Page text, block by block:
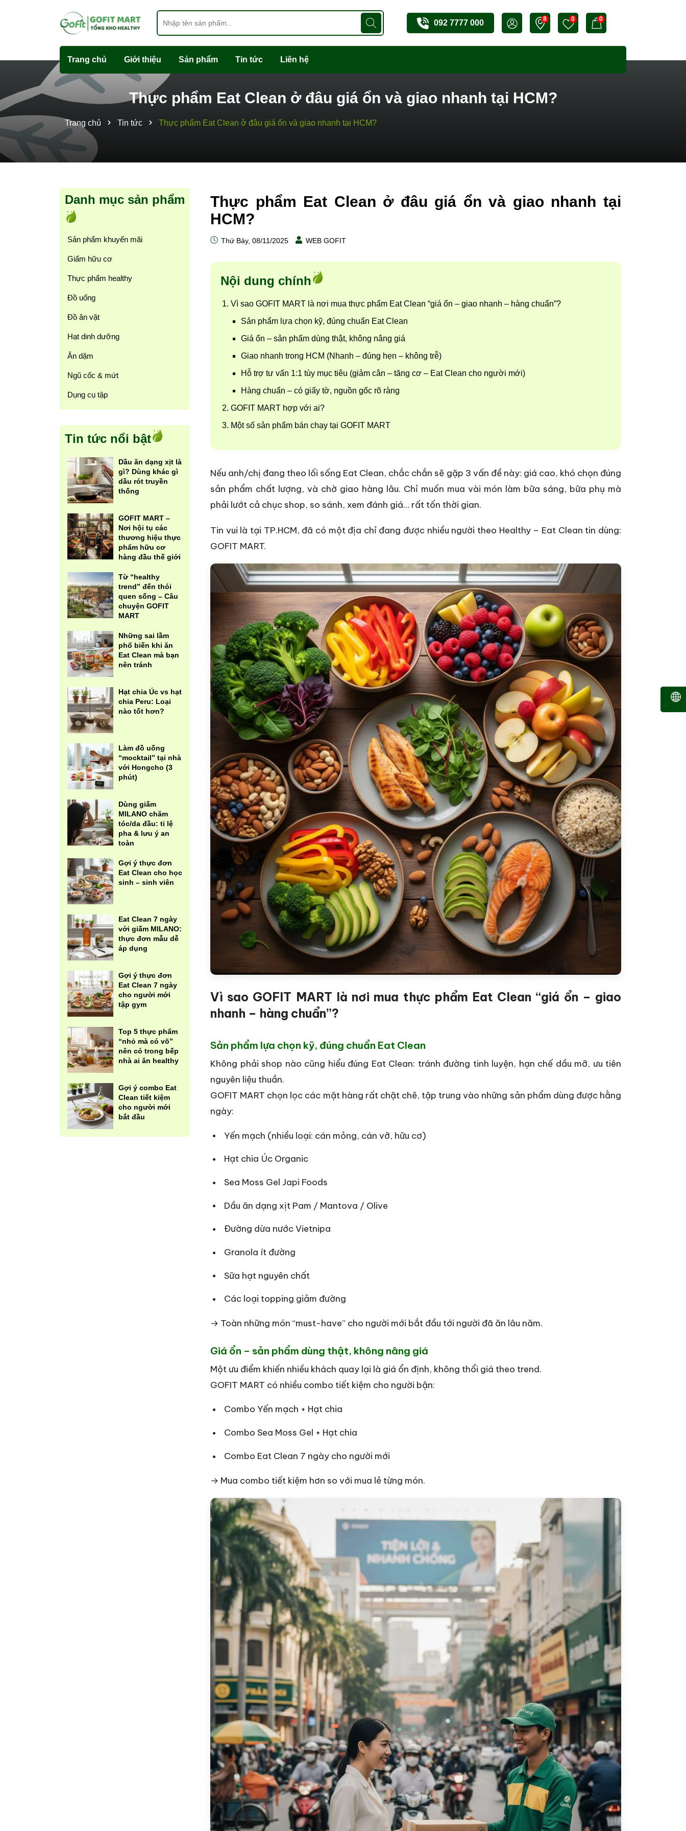
092 7777 000 8 0 0
Trang chủ Giới thiệu Sản phẩm Tin tức Liên hệ
Thực phẩm Eat Clean ở đâu giá ổn và giao nhanh tại HCM?
Trang chủ Tin tức Thực phẩm Eat Clean ở đâu giá ổn và giao nhanh tại HCM?
Thực phẩm Eat Clean ở đâu giá ổn và giao nhanh tại
HCM?
Thứ Bảy, 08/11/2025 WEB GOFIT
Nội dung chính
Vì sao GOFIT MART là nơi mua thực phẩm Eat Clean “giá ổn – giao nhanh – hàng chuẩn”?
Sản phẩm lựa chọn kỹ, đúng chuẩn Eat Clean
Giá ổn – sản phẩm dùng thật, không nâng giá
Giao nhanh trong HCM (Nhanh – đúng hẹn – không trễ)
Hỗ trợ tư vấn 1:1 tùy mục tiêu (giảm cân – tăng cơ – Eat Clean cho người mới)
Hàng chuẩn – có giấy tờ, nguồn gốc rõ ràng
GOFIT MART hợp với ai?
Một số sản phẩm bán chạy tại GOFIT MART
Nếu anh/chị đang theo lối sống Eat Clean, chắc chắn sẽ gặp 3 vấn đề này: giá cao, khó chọn đúng
sản phẩm chất lượng, và chờ giao hàng lâu. Chỉ muốn mua vài món làm bữa sáng, bữa phụ mà
phải lướt cả chục shop, so sánh, xem đánh giá… rất tốn thời gian.
Tin vui là tại TP.HCM, đã có một địa chỉ đang được nhiều người theo Healthy – Eat Clean tin dùng:
GOFIT MART.
Vì sao GOFIT MART là nơi mua thực phẩm Eat Clean “giá ổn – giao
nhanh – hàng chuẩn”?
Sản phẩm lựa chọn kỹ, đúng chuẩn Eat Clean
Không phải shop nào cũng hiểu đúng Eat Clean: tránh đường tinh luyện, hạn chế dầu mỡ, ưu tiên
nguyên liệu thuần.
GOFIT MART chọn lọc các mặt hàng rất chặt chẽ, tập trung vào những sản phẩm dùng được hằng
ngày:
Yến mạch (nhiều loại: cán mỏng, cán vỡ, hữu cơ)
Hạt chia Úc Organic
Sea Moss Gel Japi Foods
Dầu ăn dạng xịt Pam / Mantova / Olive
Đường dừa nước Vietnipa
Granola ít đường
Sữa hạt nguyên chất
Các loại topping giảm đường
→ Toàn những món “must-have” cho người mới bắt đầu tới người đã ăn lâu năm.
Giá ổn – sản phẩm dùng thật, không nâng giá
Một ưu điểm khiến nhiều khách quay lại là giá ổn định, không thổi giá theo trend.
GOFIT MART có nhiều combo tiết kiệm cho người bận:
Combo Yến mạch + Hạt chia
Combo Sea Moss Gel + Hạt chia
Combo Eat Clean 7 ngày cho người mới
→ Mua combo tiết kiệm hơn so với mua lẻ từng món.
Danh mục sản phẩm
Sản phẩm khuyến mãi
Giấm hữu cơ
Thực phẩm healthy
Đồ uống
Đồ ăn vặt
Hạt dinh dưỡng
Ăn dặm
Ngũ cốc & mứt
Dụng cụ tập
Tin tức nổi bật
Dầu ăn dạng xịt là
gì? Dùng khác gì
dầu rót truyền
thống
GOFIT MART –
Nơi hội tụ các
thương hiệu thực
phẩm hữu cơ
hàng đầu thế giới
Từ “healthy
trend” đến thói
quen sống – Câu
chuyện GOFIT
MART
Những sai lầm
phổ biến khi ăn
Eat Clean mà bạn
nên tránh
Hạt chia Úc vs hạt
chia Peru: Loại
nào tốt hơn?
Làm đồ uống
“mocktail” tại nhà
với Hongcho (3
phút)
Dùng giấm
MILANO chăm
tóc/da đầu: tỉ lệ
pha & lưu ý an
toàn
Gợi ý thực đơn
Eat Clean cho học
sinh – sinh viên
Eat Clean 7 ngày
với giấm MILANO:
thực đơn mẫu dễ
áp dụng
Gợi ý thực đơn
Eat Clean 7 ngày
cho người mới
tập gym
Top 5 thực phẩm
“nhỏ mà có võ”
nên có trong bếp
nhà ai ăn healthy
Gợi ý combo Eat
Clean tiết kiệm
cho người mới
bắt đầu